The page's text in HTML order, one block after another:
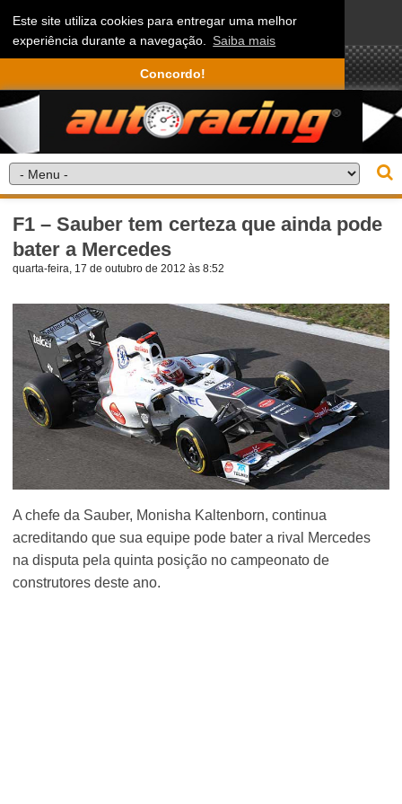
Este site utiliza cookies para entregar uma melhor
experiência durante a navegação. Saiba mais
Concordo!
F1 – Sauber tem certeza que ainda pode
bater a Mercedes
quarta-feira, 17 de outubro de 2012 às 8:52
A chefe da Sauber, Monisha Kaltenborn, continua
acreditando que sua equipe pode bater a rival Mercedes
na disputa pela quinta posição no campeonato de
construtores deste ano.